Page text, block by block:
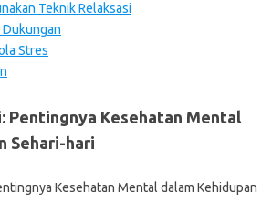
Teknik Relaksasi
Dukungan
Stres
Pentingnya Kesehatan Mental
Sehari-hari